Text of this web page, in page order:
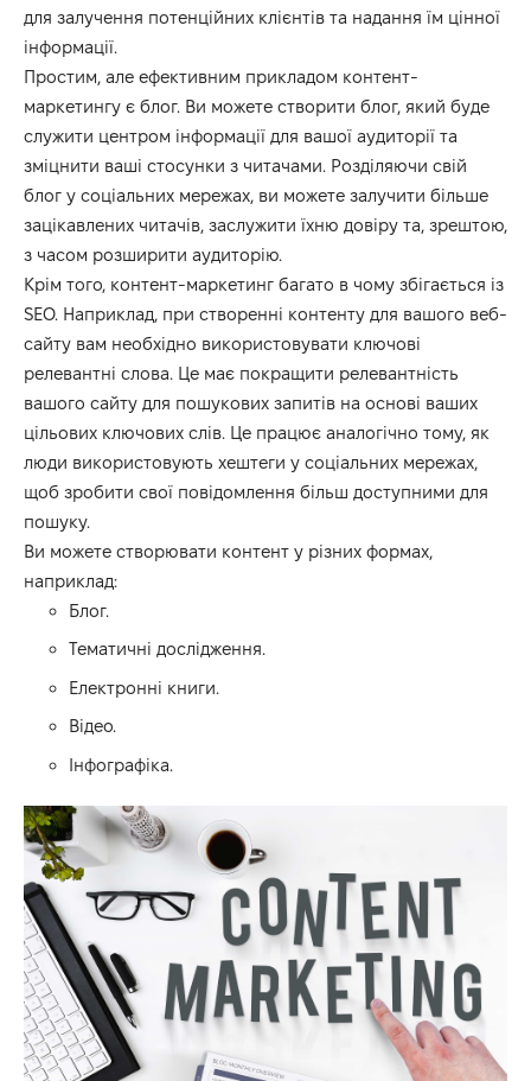
для залучення потенційних клієнтів та надання їм цінної
інформації.
Простим, але ефективним прикладом контент-
маркетингу є блог. Ви можете створити блог, який буде
служити центром інформації для вашої аудиторії та
зміцнити ваші стосунки з читачами. Розділяючи свій
блог у соціальних мережах, ви можете залучити більше
зацікавлених читачів, заслужити їхню довіру та, зрештою,
з часом розширити аудиторію.
Крім того, контент-маркетинг багато в чому збігається із
SEO. Наприклад, при створенні контенту для вашого веб-
сайту вам необхідно використовувати ключові
релевантні слова. Це має покращити релевантність
вашого сайту для пошукових запитів на основі ваших
цільових ключових слів. Це працює аналогічно тому, як
люди використовують хештеги у соціальних мережах,
щоб зробити свої повідомлення більш доступними для
пошуку.
Ви можете створювати контент у різних формах,
наприклад:
Блог.
Тематичні дослідження.
Електронні книги.
Відео.
Інфографіка.